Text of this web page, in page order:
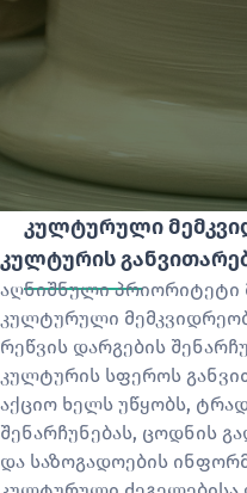
კულტურული
კულტურის
აღნიშნული პრიორიტეტი
კულტურული
რეწვის დარგების
კულტურის სფეროს
აქციო ხელს უწყობს,
შენარჩუნებას, ცოდნის
და საზოგადოების